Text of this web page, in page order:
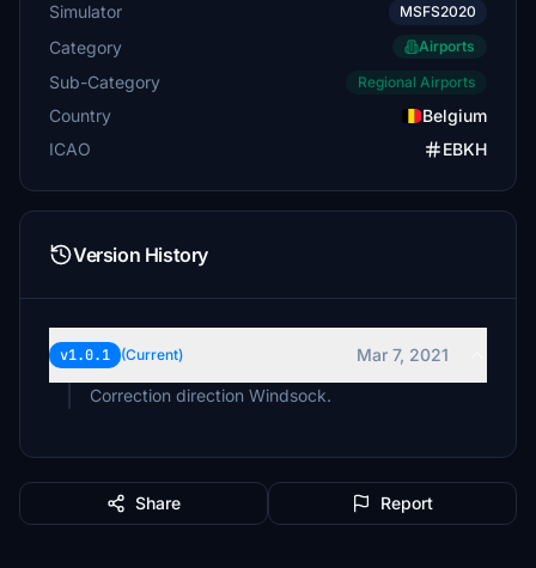
Simulator MSFS2020
Category Airports
Sub-Category Regional Airports
Country
Belgium
ICAO
EBKH
Version History
v1.0.1 (Current)
Mar 7, 2021
Correction direction Windsock.
Share Report